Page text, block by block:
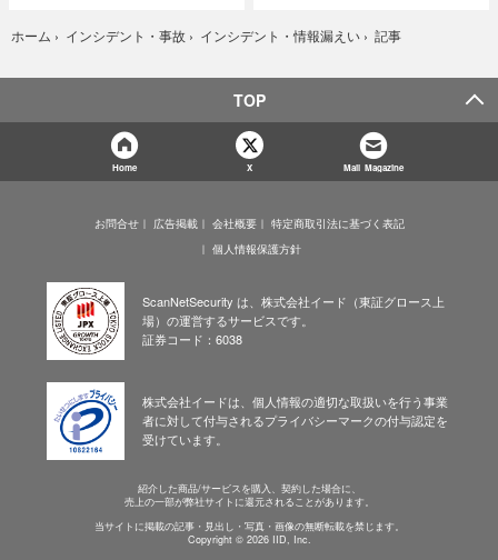
ホーム › インシデント・事故 › インシデント・情報漏えい › 記事
TOP
Home X Mail Magazine
お問合せ 広告掲載 会社概要
特定商取引法に基づく表記
個人情報保護方針
ScanNetSecurity は、株式会社イード（東証グロース上
場）の運営するサービスです。
証券コード：6038
株式会社イードは、個人情報の適切な取扱いを行う事業
者に対して付与されるプライバシーマークの付与認定を
受けています。
紹介した商品/サービスを購入、契約した場合に、
売上の一部が弊社サイトに還元されることがあります。
当サイトに掲載の記事・見出し・写真・画像の無断転載を禁じます。
Copyright © 2026 IID, Inc.